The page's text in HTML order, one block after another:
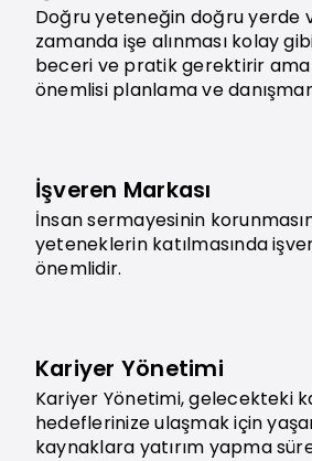
Doğru yeteneğin doğru yerde
zamanda işe alınması kolay
beceri ve pratik gerektirir
önemlisi planlama ve
İşveren Markası
İnsan sermayesinin
yeteneklerin katılmasında
önemlidir.
Kariyer Yönetimi
Kariyer Yönetimi, gelecekteki
hedeflerinize ulaşmak için
kaynaklara yatırım yapma